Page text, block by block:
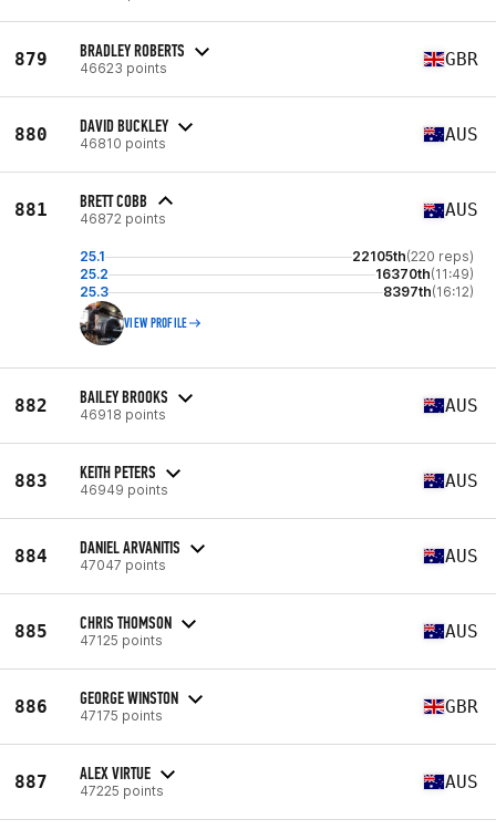
879 BRADLEY ROBERTS
46623 points GBR
880 DAVID BUCKLEY
46810 points AUS
881 BRETT COBB
46872 points AUS
25.1 22105th(220 reps)
25.2
16370th(11:49)
25.3
8397th(16:12)
VIEW PROFILE
882 BAILEY BROOKS
46918 points AUS
883 KEITH PETERS
46949 points AUS
884 DANIEL ARVANITIS
47047 points AUS
885 CHRIS THOMSON
47125 points AUS
886 GEORGE WINSTON
47175 points GBR
887 ALEX VIRTUE
47225 points AUS